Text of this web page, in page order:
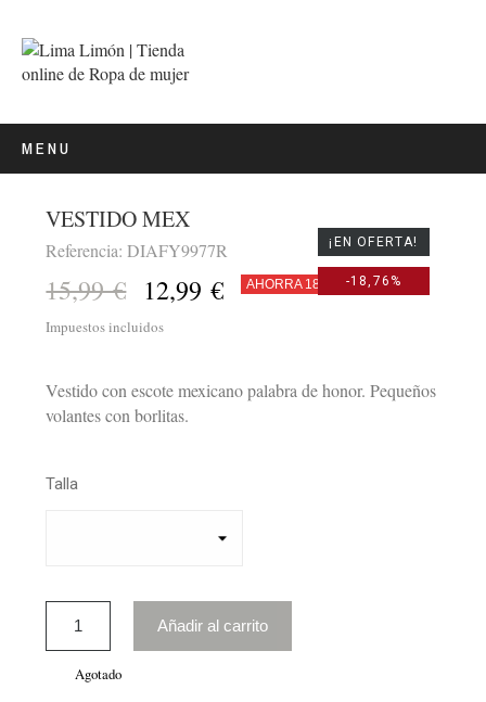
MENU
¡EN OFERTA!
-18,76%
VESTIDO MEX
Referencia: DIAFY9977R
15,99 € 12,99 € AHORRA 18,76%
Impuestos incluidos
Vestido con escote mexicano palabra de honor. Pequeños
volantes con borlitas.
Talla
Añadir al carrito
Agotado